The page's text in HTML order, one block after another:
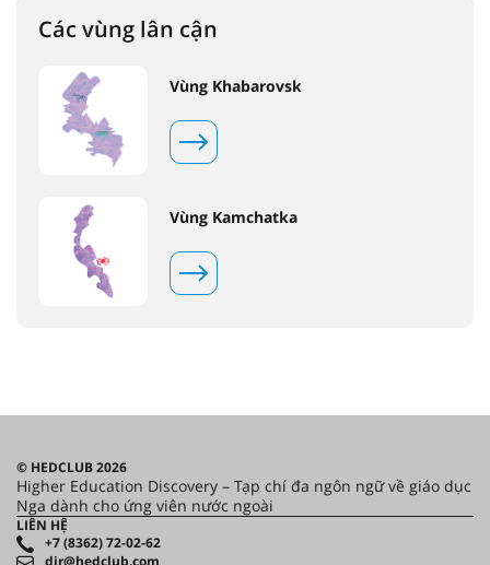
Các vùng lân cận
Vùng Khabarovsk
Vùng Kamchatka
© HEDCLUB 2026
Higher Education Discovery – Tạp chí đa ngôn ngữ về giáo dục
Nga dành cho ứng viên nước ngoài
LIÊN HỆ
+7 (8362) 72-02-62
dir@hedclub.com